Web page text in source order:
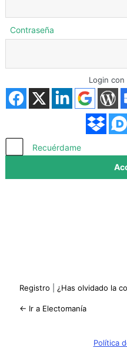
Contraseña
Login
Recuérdame
Registro ¿Has olvidado la
← Ir a Electomanía
Política